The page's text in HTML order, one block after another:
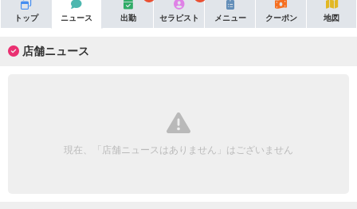
トップ ニュース 出勤 セラピスト メニュー クーポン 地図
店舗ニュース
現在、「店舗ニュースはありません」はございません